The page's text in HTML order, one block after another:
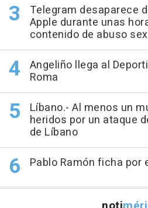
Telegram desaparece
Apple durante unas
contenido de abuso
Angeliño llega al
Roma
Líbano.- Al menos un
heridos por un ataque
de Líbano
Pablo Ramón ficha por